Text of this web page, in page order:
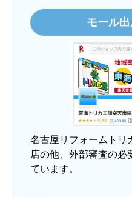
【注文からどのくらい
3日程で届きました。
【その他感想・コメン
大手ネットショップよ
のは不安でしたが、発
丁寧でした。
モール出
名古屋リフォームトリ
店の他、外部審査の必
ています。